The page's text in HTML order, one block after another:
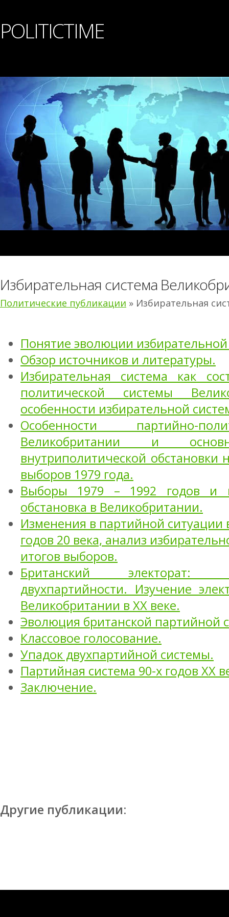
POLITICTIME
Избирательная система
Политические публикации » Избирательная
Понятие эволюции
Обзор источников и литературы.
Избирательная система как
политической системы
особенности избирательной
Особенности партийно-
Великобритании и
внутриполитической обстановки
выборов 1979 года.
Выборы 1979 – 1992 годов и
обстановка в Великобритании.
Изменения в партийной ситуации
годов 20 века, анализ
итогов выборов.
Британский электорат:
двухпартийности. Изучение
Великобритании в XX веке.
Эволюция британской партийной
Классовое голосование.
Упадок двухпартийной системы.
Партийная система 90-х годов XX
Заключение.
Другие публикации: